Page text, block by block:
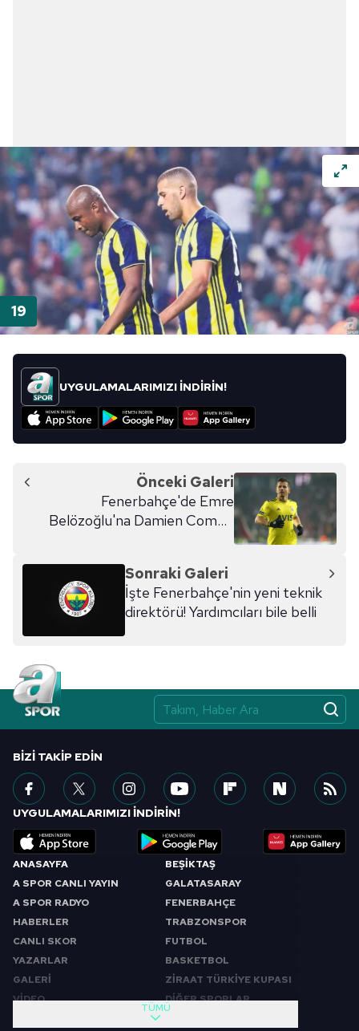
UYGULAMALARIMIZI İNDİRİN!
Önceki Galeri
Fenerbahçe'de Emre
Belözoğlu'na Damien Comolli
Sonraki Galeri
İşte Fenerbahçe'nin yeni teknik
direktörü! Yardımcıları bile belli
ANASAYFA
A SPOR CANLI YAYIN
A SPOR RADYO
HABERLER
CANLI SKOR
YAZARLAR
GALERİ
VİDEO
BEŞİKTAŞ
GALATASARAY
FENERBAHÇE
TRABZONSPOR
FUTBOL
BASKETBOL
ZİRAAT TÜRKİYE KUPASI
DİĞER SPORLAR
TÜMÜ
BIZI TAKIP EDIN
UYGULAMALARIMIZI İNDİRİN!